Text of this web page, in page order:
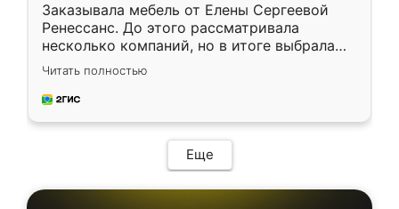
Заказывала мебель от Елены Сергеевой
Ренессанс. До этого рассматривала
несколько компаний, но в итоге выбрала
эту. Сначала обговорили условия, потом
приехал замерщик, всё спокойно объяснил
и снял размеры. Изготовили в срок, с
мебель сразу встала на свое место без
каких-либо доработок. Качеством осталась
довольна, все выглядит так, как и ожидала.
Читать полностью
Еще